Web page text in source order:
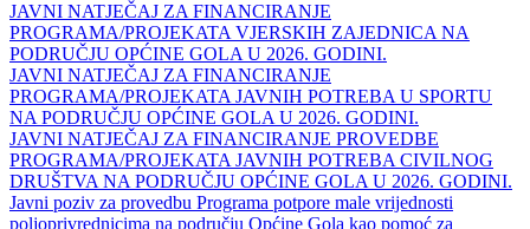
JAVNI NATJEČAJ ZA FINANCIRANJE
PROGRAMA/PROJEKATA VJERSKIH ZAJEDNICA NA
PODRUČJU OPĆINE GOLA U 2026. GODINI.
JAVNI NATJEČAJ ZA FINANCIRANJE
PROGRAMA/PROJEKATA JAVNIH POTREBA U SPORTU
NA PODRUČJU OPĆINE GOLA U 2026. GODINI.
JAVNI NATJEČAJ ZA FINANCIRANJE PROVEDBE
PROGRAMA/PROJEKATA JAVNIH POTREBA CIVILNOG
DRUŠTVA NA PODRUČJU OPĆINE GOLA U 2026. GODINI.
Javni poziv za provedbu Programa potpore male vrijednosti
poljoprivrednicima na području Općine Gola kao pomoć za